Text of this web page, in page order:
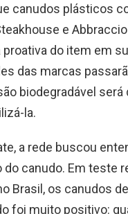
canudos plásticos
e
do item em
das marcas
biodegradável
la.
a rede buscou
canudo. Em teste
Brasil, os canudos
foi muito positivo: